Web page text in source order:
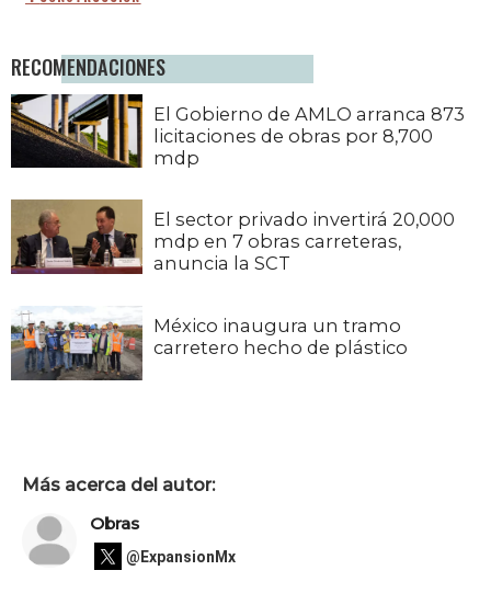
RECOMENDACIONES
El Gobierno de AMLO arranca 873
licitaciones de obras por 8,700
mdp
El sector privado invertirá 20,000
mdp en 7 obras carreteras,
anuncia la SCT
México inaugura un tramo
carretero hecho de plástico
Más acerca del autor:
Obras
@ExpansionMx